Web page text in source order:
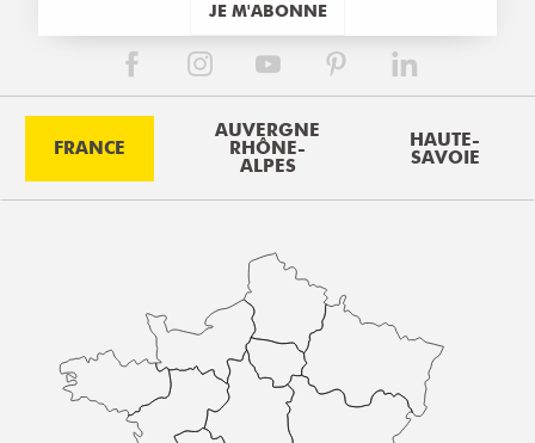
JE M'ABONNE
FRANCE
AUVERGNE
RHÔNE-
ALPES
HAUTE-
SAVOIE